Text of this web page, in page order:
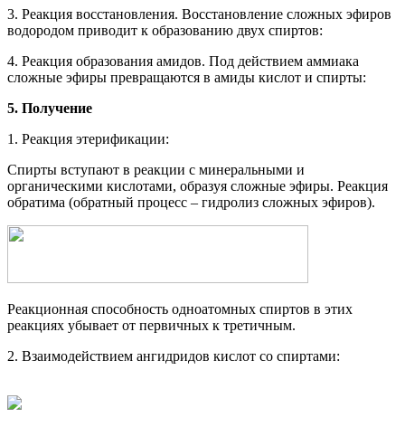
3. Реакция восстановления. Восстановление сложных эфиров
водородом приводит к образованию двух спиртов:
4. Реакция образования амидов. Под действием аммиака
сложные эфиры превращаются в амиды кислот и спирты:
5. Получение
1. Реакция этерификации:
Спирты вступают в реакции с минеральными и
органическими кислотами, образуя сложные эфиры. Реакция
обратима (обратный процесс – гидролиз сложных эфиров).
Реакционная способность одноатомных спиртов в этих
реакциях убывает от первичных к третичным.
2. Взаимодействием ангидридов кислот со спиртами: